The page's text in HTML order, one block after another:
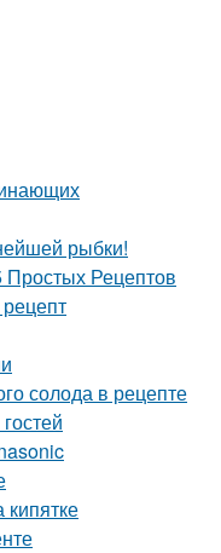
рыбки!
Рецептов
солода в рецепте